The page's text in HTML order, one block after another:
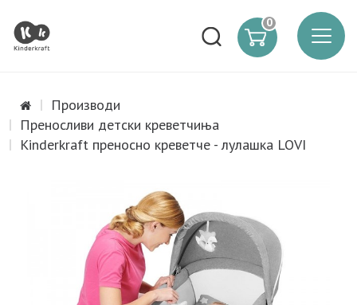
0
Производи
Преносливи детски креветчиња
Kinderkraft преносно креветче - лулашка LOVI